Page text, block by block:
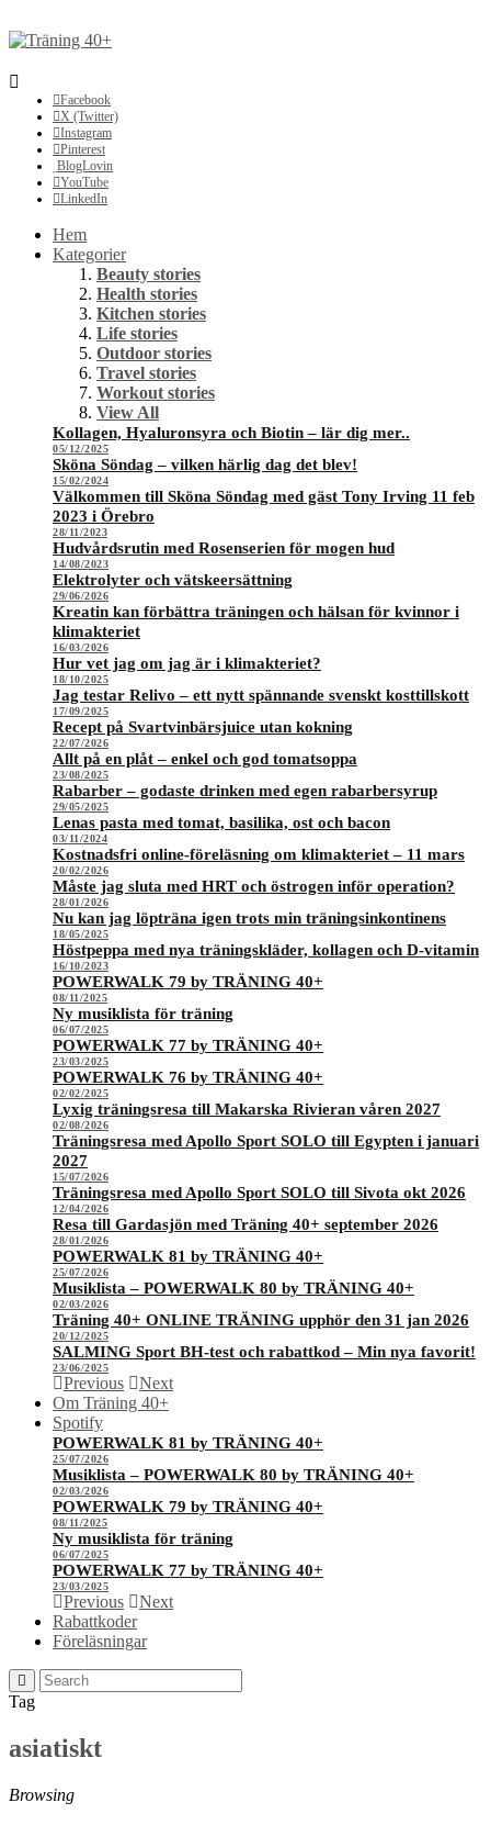
Facebook
X (Twitter)
Instagram
Pinterest
BlogLovin
YouTube
LinkedIn
Hem
Kategorier
Beauty stories
Health stories
Kitchen stories
Life stories
Outdoor stories
Travel stories
Workout stories
View All
Kollagen, Hyaluronsyra och Biotin – lär dig mer..
05/12/2025
Sköna Söndag – vilken härlig dag det blev!
15/02/2024
Välkommen till Sköna Söndag med gäst Tony Irving 11 feb
2023 i Örebro
28/11/2023
Hudvårdsrutin med Rosenserien för mogen hud
14/08/2023
Elektrolyter och vätskeersättning
29/06/2026
Kreatin kan förbättra träningen och hälsan för kvinnor i
klimakteriet
16/03/2026
Hur vet jag om jag är i klimakteriet?
18/10/2025
Jag testar Relivo – ett nytt spännande svenskt kosttillskott
17/09/2025
Recept på Svartvinbärsjuice utan kokning
22/07/2026
Allt på en plåt – enkel och god tomatsoppa
23/08/2025
Rabarber – godaste drinken med egen rabarbersyrup
29/05/2025
Lenas pasta med tomat, basilika, ost och bacon
03/11/2024
Kostnadsfri online-föreläsning om klimakteriet – 11 mars
20/02/2026
Måste jag sluta med HRT och östrogen inför operation?
28/01/2026
Nu kan jag löpträna igen trots min träningsinkontinens
18/05/2025
Höstpeppa med nya träningskläder, kollagen och D-vitamin
16/10/2023
POWERWALK 79 by TRÄNING 40+
08/11/2025
Ny musiklista för träning
06/07/2025
POWERWALK 77 by TRÄNING 40+
23/03/2025
POWERWALK 76 by TRÄNING 40+
02/02/2025
Lyxig träningsresa till Makarska Rivieran våren 2027
02/08/2026
Träningsresa med Apollo Sport SOLO till Egypten i januari
2027
15/07/2026
Träningsresa med Apollo Sport SOLO till Sivota okt 2026
12/04/2026
Resa till Gardasjön med Träning 40+ september 2026
28/01/2026
POWERWALK 81 by TRÄNING 40+
25/07/2026
Musiklista – POWERWALK 80 by TRÄNING 40+
02/03/2026
Träning 40+ ONLINE TRÄNING upphör den 31 jan 2026
20/12/2025
SALMING Sport BH-test och rabattkod – Min nya favorit!
23/06/2025
Previous
Next
Om Träning 40+
Spotify
POWERWALK 81 by TRÄNING 40+
25/07/2026
Musiklista – POWERWALK 80 by TRÄNING 40+
02/03/2026
POWERWALK 79 by TRÄNING 40+
08/11/2025
Ny musiklista för träning
06/07/2025
POWERWALK 77 by TRÄNING 40+
23/03/2025
Previous
Next
Rabattkoder
Föreläsningar
Tag
asiatiskt
Browsing